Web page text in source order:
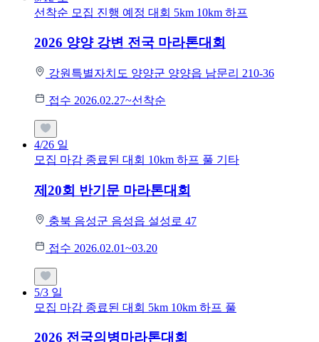
선착순 모집 진행 예정 대회 5km 10km 하프
2026 양양 강변 전국 마라톤대회
강원특별자치도 양양군 양양읍 남문리 210-36
접수 2026.02.27~선착순
4/26 일
모집 마감 종료된 대회 10km 하프 풀 기타
제20회 반기문 마라톤대회
충북 음성군 음성읍 설성로 47
접수 2026.02.01~03.20
5/3 일
모집 마감 종료된 대회 5km 10km 하프 풀
2026 전국의병마라톤대회